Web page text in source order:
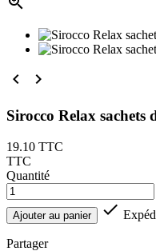
 
Sirocco Relax sachets
19.10 TTC
TTC
Quantité
Ajouter au panier 
Partager